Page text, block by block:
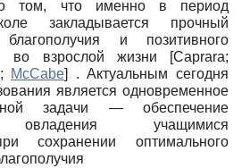
о том, что именно в период
закладывается прочный
и позитивного
во взрослой жизни
[Caprara;
; McCabe]
. Актуальным сегодня
является одновременное
задачи — обеспечение
овладения учащимися
сохранении оптимального